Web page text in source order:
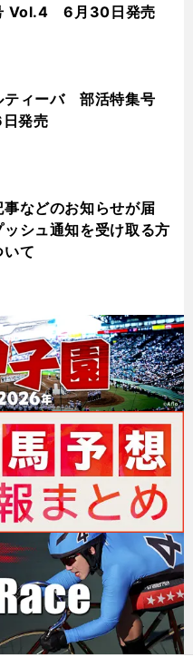
Vol.4 6月30日発売
ティーバ 部活特集号
発売
事などのお知らせが届
シュ通知を受け取る方
いて